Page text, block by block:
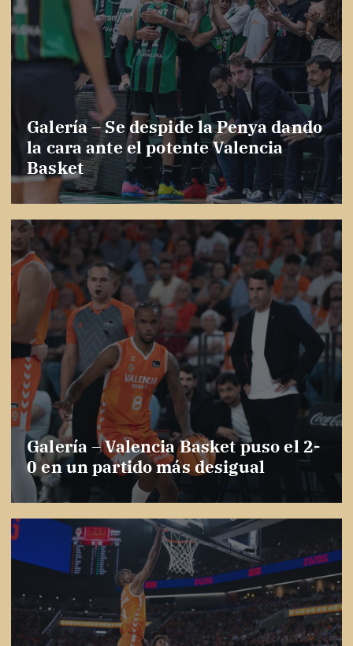
Galería – Se despide la Penya dando
la cara ante el potente Valencia
Basket
Galería – Valencia Basket puso el 2-
0 en un partido más desigual